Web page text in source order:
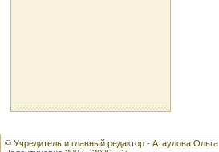
© Учредитель и главный редактор - Атаулова Ольга